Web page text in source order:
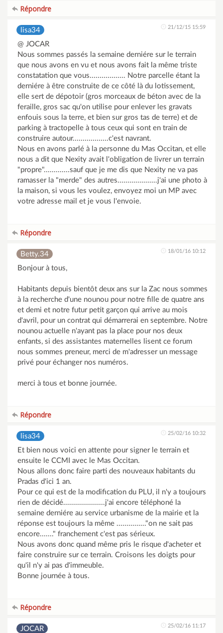
Répondre
lisa34 21/12/15 15:59
@ JOCAR
Nous sommes passés la semaine derniére sur le terrain
que nous avons en vu et nous avons fait la même triste
constatation que vous.................. Notre parcelle étant la
derniére à être construite de ce côté là du lotissement,
elle sert de dépotoir (gros morceaux de béton avec de la
feraille, gros sac qu'on utilise pour enlever les gravats
enfouis sous la terre, et bien sur gros tas de terre) et de
parking à tractopelle à tous ceux qui sont en train de
construire autour..................c'est navrant.
Nous en avons parlé à la personne du Mas Occitan, et elle
nous a dit que Nexity avait l'obligation de livrer un terrain
"propre".............sauf que je me dis que Nexity ne va pas
ramasser la "merde" des autres....................j'ai une photo à
la maison, si vous les voulez, envoyez moi un MP avec
votre adresse mail et je vous l'envoie.
Répondre
Betty.34 18/01/16 10:12
Bonjour à tous,
Habitants depuis bientôt deux ans sur la Zac nous sommes
à la recherche d'une nounou pour notre fille de quatre ans
et demi et notre futur petit garçon qui arrive au mois
d'avril, pour un contrat qui démarrerai en septembre. Notre
nounou actuelle n'ayant pas la place pour nos deux
enfants, si des assistantes maternelles lisent ce forum
nous sommes preneur, merci de m'adresser un message
privé pour échanger nos numéros.
merci à tous et bonne journée.
Répondre
lisa34 25/02/16 10:32
Et bien nous voici en attente pour signer le terrain et
ensuite le CCMI avec le Mas Occitan.
Nous allons donc faire parti des nouveaux habitants du
Pradas d'ici 1 an.
Pour ce qui est de la modification du PLU, il n'y a toujours
rien de décidé.....................j'ai encore téléphoné la
semaine derniére au service urbanisme de la mairie et la
réponse est toujours la même ..............."on ne sait pas
encore......." franchement c'est pas sérieux.
Nous avons donc quand même pris le risque d'acheter et
faire construire sur ce terrain. Croisons les doigts pour
qu'il n'y ai pas d'immeuble.
Bonne journée à tous.
Répondre
JOCAR 25/02/16 11:17